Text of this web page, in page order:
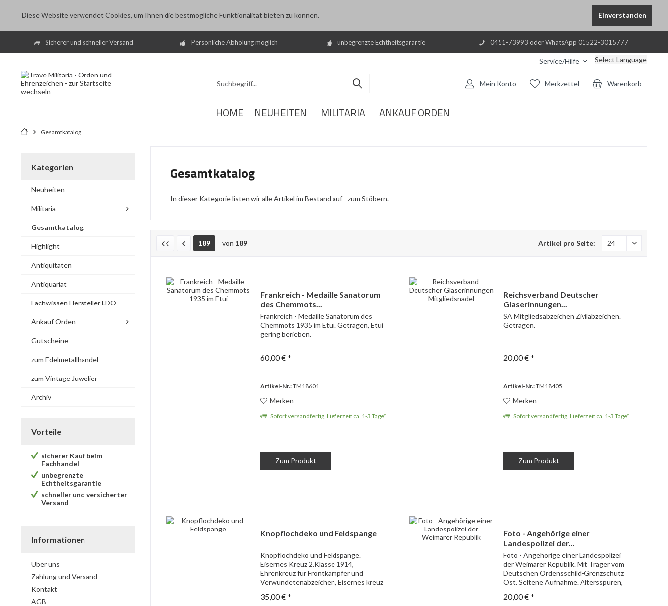
Diese Website verwendet Cookies, um Ihnen die bestmögliche Funktionalität bieten zu können. Einverstanden
Sicherer und schneller Versand Persönliche Abholung möglich unbegrenzte Echtheitsgarantie 0451-73993 oder WhatsApp 01522-3015777
Service/Hilfe Select Language
Warenkorb
Merkzettel
Mein Konto
HOME NEUHEITEN MILITARIA ANKAUF ORDEN
Gesamtkatalog
Kategorien
Neuheiten
Militaria
Gesamtkatalog
Highlight
Antiquitäten
Antiquariat
Fachwissen Hersteller LDO
Ankauf Orden
Gutscheine
zum Edelmetallhandel
zum Vintage Juwelier
Archiv
Vorteile
sicherer Kauf beim
Fachhandel
unbegrenzte
Echtheitsgarantie
schneller und versicherter
Versand
Informationen
Über uns
Zahlung und Versand
Kontakt
AGB
Gesamtkatalog
In dieser Kategorie listen wir alle Artikel im Bestand auf - zum Stöbern.
189 von 189 Artikel pro Seite:
Frankreich - Medaille Sanatorum
des Chemmots...
Frankreich - Medaille Sanatorum des
Chemmots 1935 im Etui. Getragen, Etui
gering berieben.
60,00 € *
Artikel-Nr.:TM18601
Merken
Sofort versandfertig, Lieferzeit ca. 1-3 Tage*
Zum Produkt
Reichsverband Deutscher
Glaserinnungen...
SA Mitgliedsabzeichen Zivilabzeichen.
Getragen.
20,00 € *
Artikel-Nr.:TM18405
Merken
Sofort versandfertig, Lieferzeit ca. 1-3 Tage*
Zum Produkt
Knopflochdeko und Feldspange
Knopflochdeko und Feldspange.
Eisernes Kreuz 2.Klasse 1914,
Ehrenkreuz für Frontkämpfer und
Verwundetenabzeichen, Eisernes kreuz
Ehrenkreuz für Frontkämpfer. Guter,
35,00 € *
Foto - Angehörige einer
Landespolizei der...
Foto - Angehörige einer Landespolizei
der Weimarer Republik. Mit Träger vom
Deutschen Ordensschild-Grenzschutz
Ost. Seltene Aufnahme. Altersspuren,
20,00 € *